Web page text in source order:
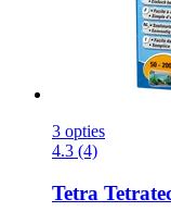
3 opties
4.3 (4)
Tetra